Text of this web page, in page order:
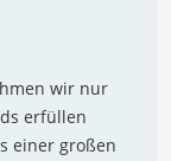
wir nur
erfüllen
einer großen